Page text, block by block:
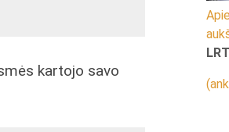
kartojo savo